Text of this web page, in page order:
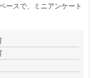
ースで、ミニアンケート